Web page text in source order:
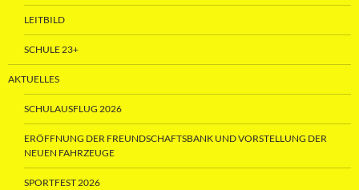
LEITBILD
SCHULE 23+
AKTUELLES
SCHULAUSFLUG 2026
ERÖFFNUNG DER FREUNDSCHAFTSBANK UND VORSTELLUNG DER
NEUEN FAHRZEUGE
SPORTFEST 2026